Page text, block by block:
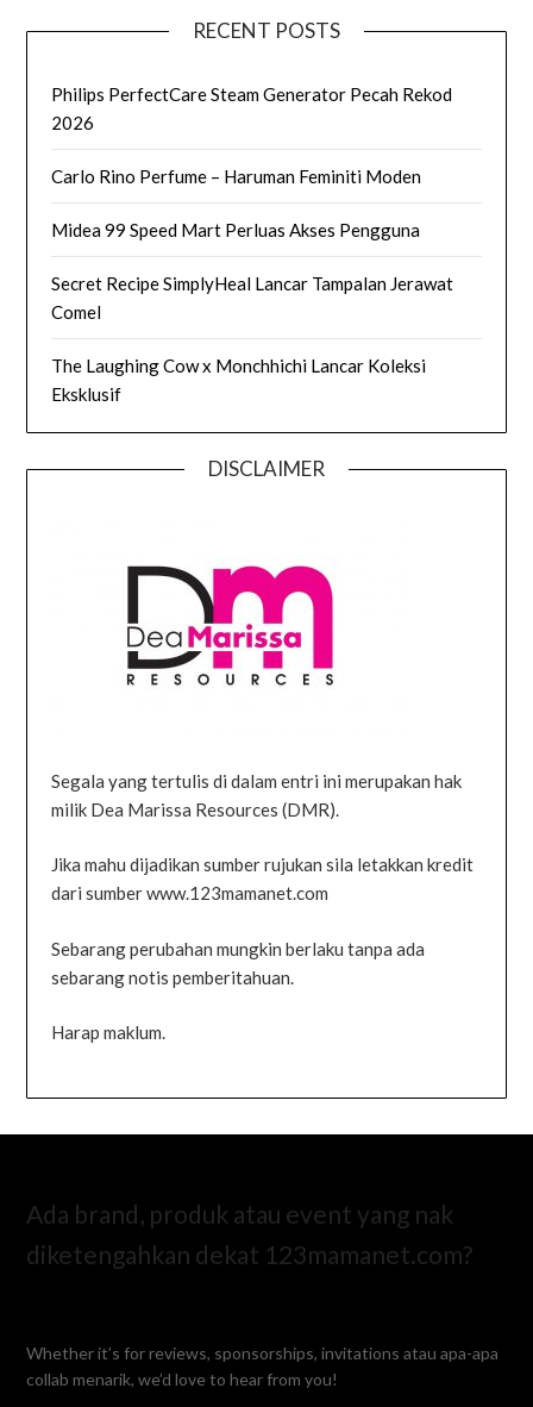
RECENT POSTS
Philips PerfectCare Steam Generator Pecah Rekod
2026
Carlo Rino Perfume – Haruman Feminiti Moden
Midea 99 Speed Mart Perluas Akses Pengguna
Secret Recipe SimplyHeal Lancar Tampalan Jerawat
Comel
The Laughing Cow x Monchhichi Lancar Koleksi
Eksklusif
DISCLAIMER
Segala yang tertulis di dalam entri ini merupakan hak
milik Dea Marissa Resources (DMR).
Jika mahu dijadikan sumber rujukan sila letakkan kredit
dari sumber www.123mamanet.com
Sebarang perubahan mungkin berlaku tanpa ada
sebarang notis pemberitahuan.
Harap maklum.
Ada brand, produk atau event yang nak
diketengahkan dekat 123mamanet.com?
Whether it’s for reviews, sponsorships, invitations atau apa-apa
collab menarik, we’d love to hear from you!